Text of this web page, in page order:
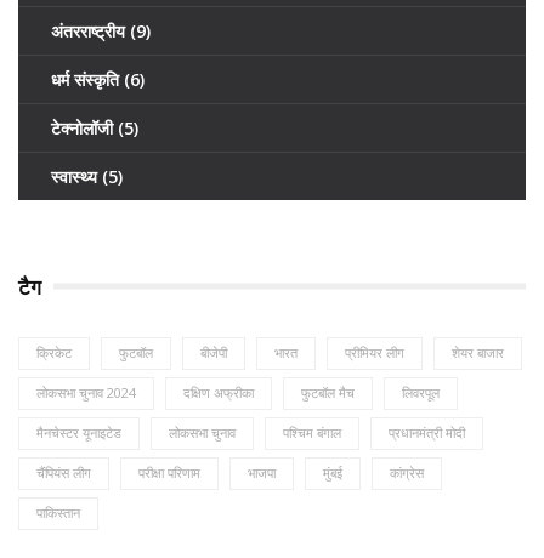
अंतरराष्ट्रीय (9)
धर्म संस्कृति (6)
टेक्नोलॉजी (5)
स्वास्थ्य (5)
टैग
क्रिकेट फुटबॉल बीजेपी भारत प्रीमियर लीग शेयर बाजार
लोकसभा चुनाव 2024 दक्षिण अफ्रीका फुटबॉल मैच लिवरपूल
मैनचेस्टर यूनाइटेड लोकसभा चुनाव पश्चिम बंगाल प्रधानमंत्री मोदी
चैंपियंस लीग परीक्षा परिणाम भाजपा मुंबई कांग्रेस
पाकिस्तान